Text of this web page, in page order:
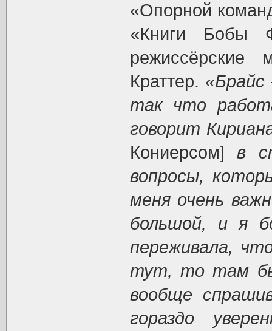
«Опорной
«Книги Бобы
режиссёрские
Краттер.
так что
говорит
Кониерсом]в
вопросы,
меня очень
большой, и я
переживала,
тут, то там
вообще
гораздо